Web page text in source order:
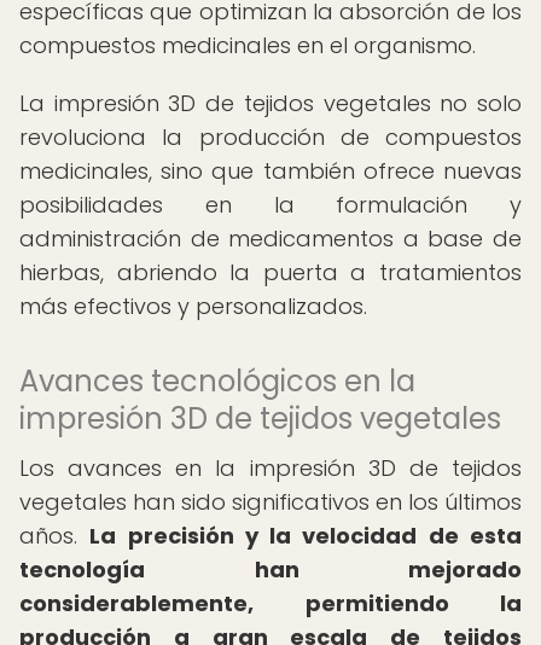
específicas que optimizan la absorción de los
compuestos medicinales en el organismo.
La impresión 3D de tejidos vegetales no solo
revoluciona la producción de compuestos
medicinales, sino que también ofrece nuevas
posibilidades en la formulación y
administración de medicamentos a base de
hierbas, abriendo la puerta a tratamientos
más efectivos y personalizados.
Avances tecnológicos en la
impresión 3D de tejidos vegetales
Los avances en la impresión 3D de tejidos
vegetales han sido significativos en los últimos
años. La precisión y la velocidad de esta
tecnología han mejorado
considerablemente, permitiendo la
producción a gran escala de tejidos